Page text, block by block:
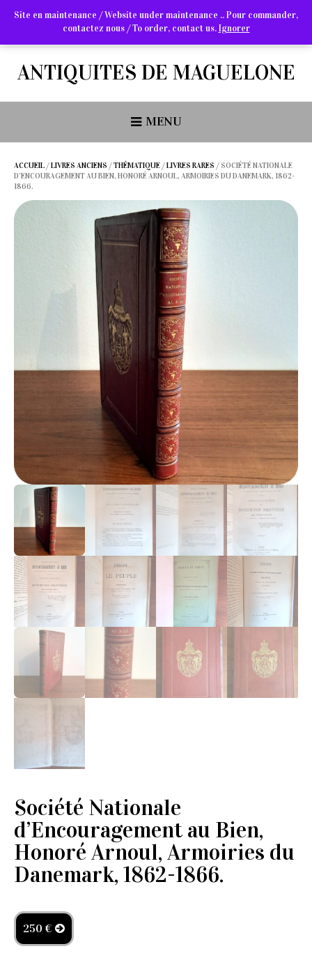
Arts Graphiques & Livres Anciens
ANTIQUITES DE MAGUELONE
MENU
ACCUEIL /LIVRES ANCIENS /THÉMATIQUE /LIVRES RARES / SOCIÉTÉ NATIONALE
D’ENCOURAGEMENT AU BIEN, HONORÉ ARNOUL, ARMOIRIES DU DANEMARK, 1862-
1866.
Société Nationale
d’Encouragement au Bien,
Honoré Arnoul, Armoiries du
Danemark, 1862-1866.
250 €
Site en maintenance / Website under maintenance .. Pour commander,
contactez nous / To order, contact us.Ignorer